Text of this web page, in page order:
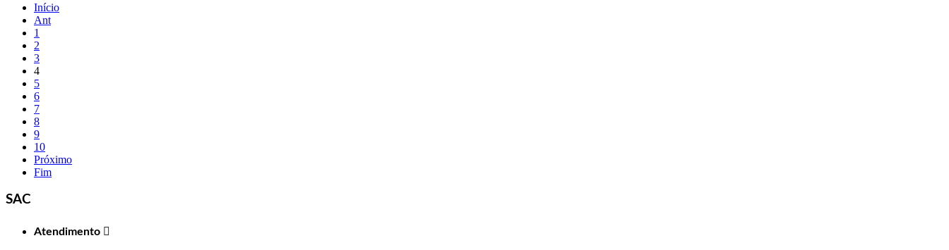
Início
Ant
1
2
3
4
5
6
7
8
9
10
Próximo
Fim
SAC
Atendimento